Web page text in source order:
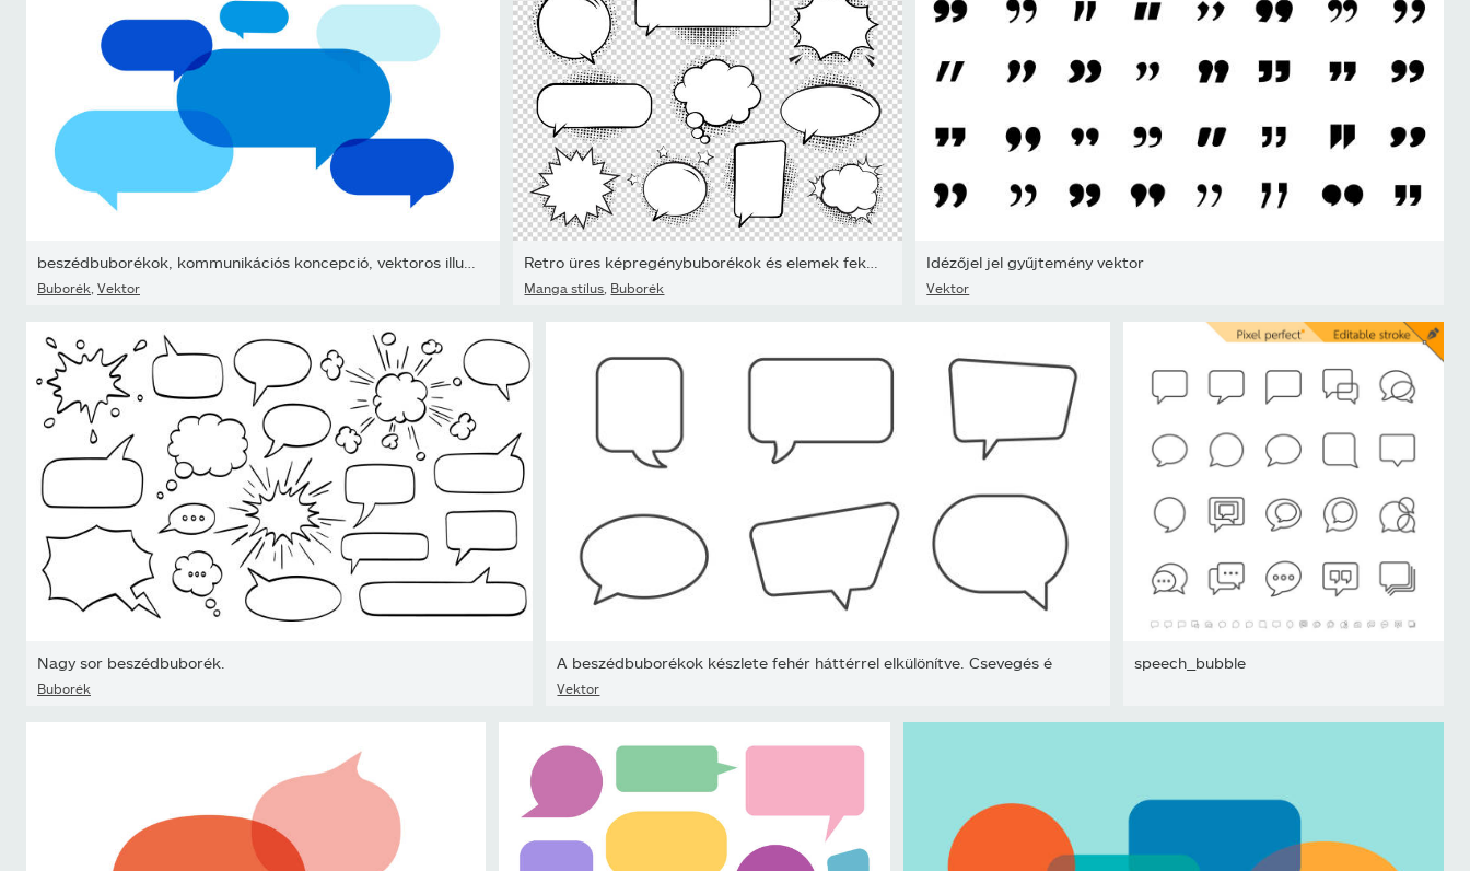
beszédbuborékok, kommunikációs koncepció, vektoros illusztráció
Buborék Vektor
Retro üres képregénybuborékok és elemek fekete félárnyék árnyékokk
Manga stílus Buborék
Idézőjel jel gyűjtemény vektor
Vektor
Nagy sor beszédbuborék.
Buborék
A beszédbuborékok készlete fehér háttérrel elkülönítve. Csevegés é
Vektor
speech_bubble